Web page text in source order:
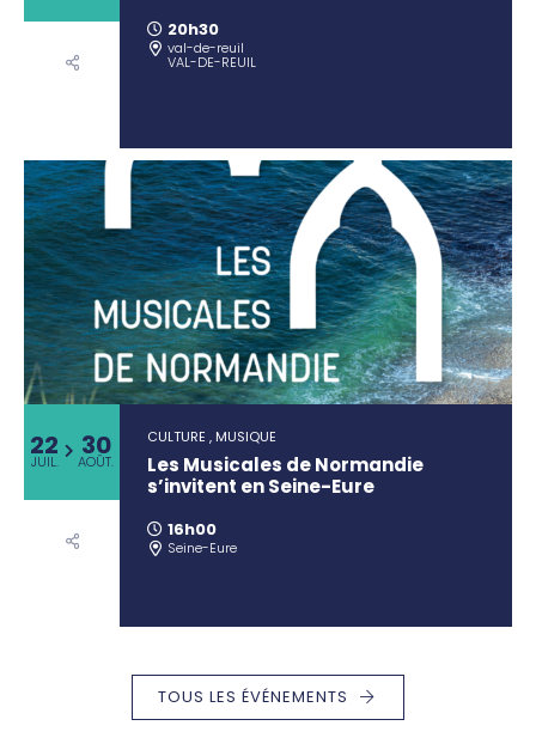
20h30
val-de-reuil
VAL-DE-REUIL
22
JUIL. 30
AOÛT.
CULTURE , MUSIQUE
Les Musicales de Normandie
s’invitent en Seine-Eure
16h00
Seine-Eure
TOUS LES ÉVÉNEMENTS